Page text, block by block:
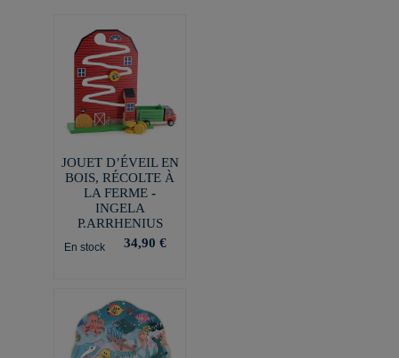
JOUET D’ÉVEIL EN
BOIS, RÉCOLTE À
LA FERME -
INGELA
P.ARRHENIUS
En stock 34,90 €